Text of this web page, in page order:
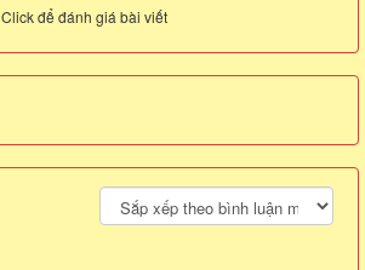
Click để đánh giá bài viết